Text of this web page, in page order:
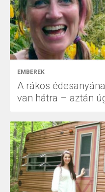
EMBEREK
A rákos
van hátra – aztán